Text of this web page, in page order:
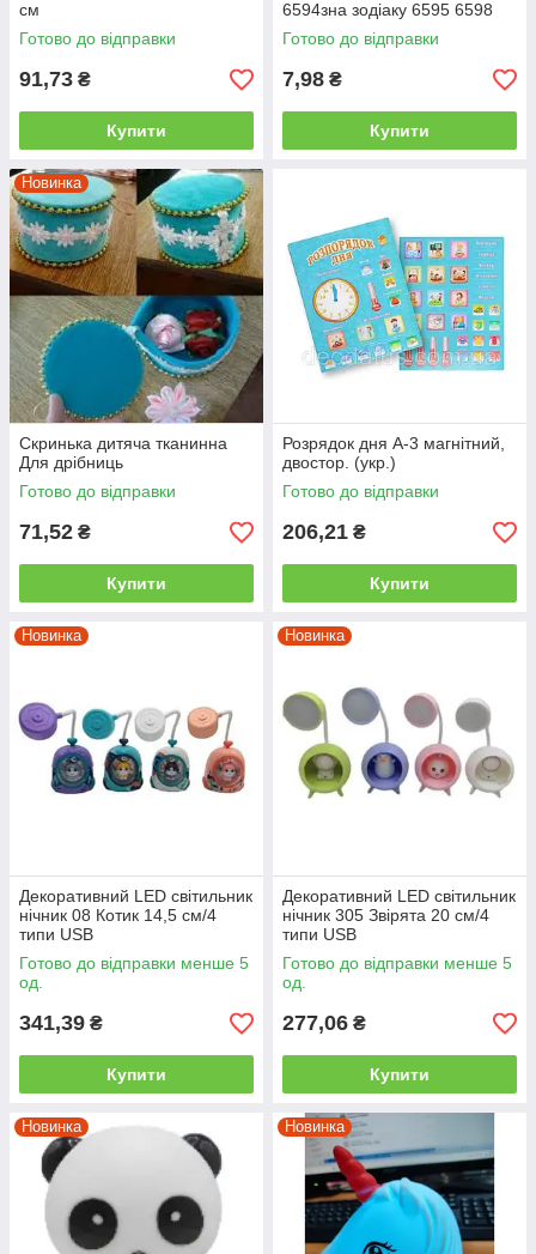
см
Готово до відправки
91,73 ₴
Купити
6594зна зодіаку 6595 6598
Готово до відправки
7,98 ₴
Купити
Новинка
Скринька дитяча тканинна
Для дрібниць
Готово до відправки
71,52 ₴
Купити
Розрядок дня А-3 магнітний,
двостор. (укр.)
Готово до відправки
206,21 ₴
Купити
Новинка
Декоративний LED світильник
нічник 08 Котик 14,5 см/4
типи USB
Готово до відправки менше 5
од.
341,39 ₴
Купити
Новинка
Декоративний LED світильник
нічник 305 Звірята 20 см/4
типи USB
Готово до відправки менше 5
од.
277,06 ₴
Купити
Новинка Новинка